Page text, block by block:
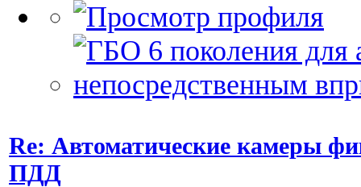
Re: Автоматические камеры
ПДД